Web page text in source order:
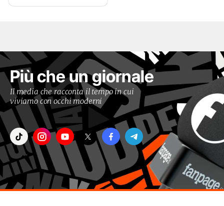
Più che un giornale
Il media che racconta il tempo in cui
viviamo con occhi moderni